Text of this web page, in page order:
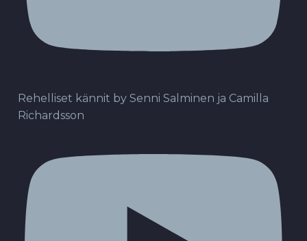
Rehelliset kännit by Senni Salminen ja Camilla
Richardsson